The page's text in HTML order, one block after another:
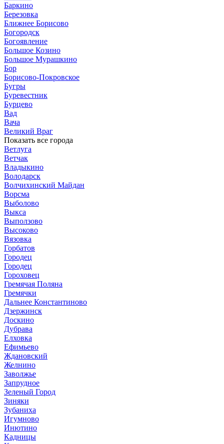
Баркино
Березовка
Ближнее Борисово
Богородск
Богоявление
Большое Козино
Большое Мурашкино
Бор
Борисово-Покровское
Бугры
Буревестник
Бурцево
Вад
Вача
Великий Враг
Показать все города
Ветлуга
Ветчак
Владыкино
Володарск
Волчихинский Майдан
Ворсма
Выболово
Выкса
Выползово
Высоково
Вязовка
Горбатов
Городец
Городец
Гороховец
Гремячая Поляна
Гремячки
Дальнее Константиново
Дзержинск
Доскино
Дубрава
Елховка
Ефимьево
Ждановский
Желнино
Заволжье
Запрудное
Зеленый Город
Зиняки
Зубаниха
Игумново
Инютино
Кадницы